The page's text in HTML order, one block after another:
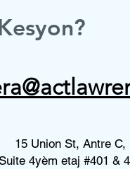
15 Union St, Antre C,
4yèm etaj #401 &